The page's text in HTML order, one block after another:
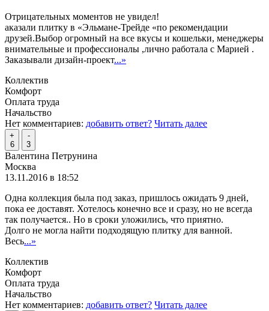
Отрицательных моментов не увидел!
аказали плитку в «Эльмане-Трейде «по рекомендации
друзей.Выбор огромный на все вкусы и кошельки, менеджеры
внимательные и профессионалы ,лично работала с Марией .
Заказывали дизайн-проект...»
Коллектив
Комфорт
Оплата труда
Начальство
Нет комментариев: добавить ответ? Читать далее
+
6
-
3
Валентина Петрунина
Москва
13.11.2016 в 18:52
Одна коллекция была под заказ, пришлось ожидать 9 дней,
пока ее доставят. Хотелось конечно все и сразу, но не всегда
так получается.. Но в сроки уложились, что приятно.
Долго не могла найти подходящую плитку для ванной.
Весь...»
Коллектив
Комфорт
Оплата труда
Начальство
Нет комментариев: добавить ответ? Читать далее